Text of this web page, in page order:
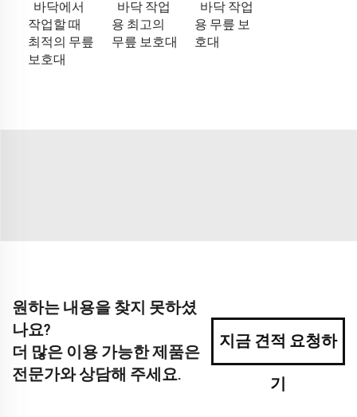
바닥에서
작업할 때
최적의 무릎
보호대
바닥 작업
용 최고의
무릎 보호대
바닥 작업
용 무릎 보
호대
원하는 내용을 찾지 못하셨
나요?
더 많은 이용 가능한 제품은
전문가와 상담해 주세요.
지금 견적 요청하
기